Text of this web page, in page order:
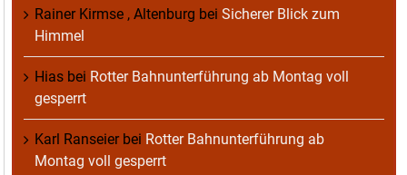
Rainer Kirmse , Altenburg bei Sicherer Blick zum
Himmel
Hias bei Rotter Bahnunterführung ab Montag voll
gesperrt
Karl Ranseierbei Rotter Bahnunterführung ab
Montag voll gesperrt